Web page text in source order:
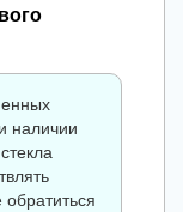
наличии